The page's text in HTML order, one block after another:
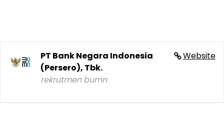
Website
PT Bank Negara Indonesia
(Persero), Tbk.
rekrutmen bumn